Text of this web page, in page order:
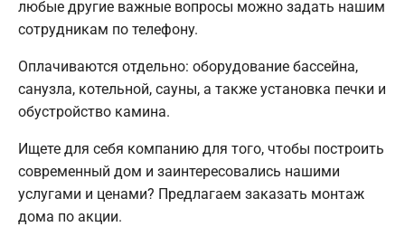
любые другие важные вопросы можно задать нашим
сотрудникам по телефону.
Оплачиваются отдельно: оборудование бассейна,
санузла, котельной, сауны, а также установка печки и
обустройство камина.
Ищете для себя компанию для того, чтобы построить
современный дом и заинтересовались нашими
услугами и ценами? Предлагаем заказать монтаж
дома по акции.